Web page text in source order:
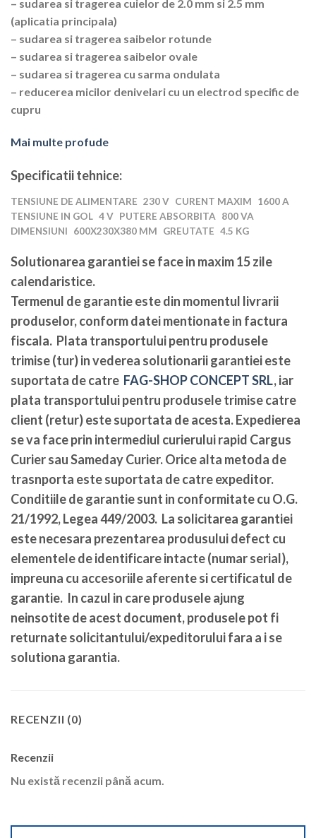
– sudarea si tragerea cuielor de 2.0 mm si 2.5 mm
(aplicatia principala)
– sudarea si tragerea saibelor rotunde
– sudarea si tragerea saibelor ovale
– sudarea si tragerea cu sarma ondulata
– reducerea micilor denivelari cu un electrod specific de
cupru
Mai multe profude
Specificatii tehnice:
TENSIUNE DE ALIMENTARE 230 V CURENT MAXIM
1600 A
TENSIUNE IN GOL 4 V PUTERE ABSORBITA
800 VA
DIMENSIUNI
600X230X380 MM GREUTATE 4.5 KG
Solutionarea garantiei se face in maxim 15 zile
calendaristice.
Termenul de garantie este din momentul livrarii
produselor, conform datei mentionate in factura
fiscala. Plata transportului pentru produsele
trimise (tur) in vederea solutionarii garantiei este
suportata de catre FAG-SHOP CONCEPT SRL, iar
plata transportului pentru produsele trimise catre
client (retur) este suportata de acesta. Expedierea
se va face prin intermediul curierului rapid Cargus
Curier sau Sameday Curier. Orice alta metoda de
trasnporta este suportata de catre expeditor.
Conditiile de garantie sunt in conformitate cu O.G.
21/1992, Legea 449/2003. La solicitarea garantiei
este necesara prezentarea produsului defect cu
elementele de identificare intacte (numar serial),
impreuna cu accesoriile aferente si certificatul de
garantie. In cazul in care produsele ajung
neinsotite de acest document, produsele pot fi
returnate solicitantului/expeditorului fara a i se
solutiona garantia.
RECENZII (0)
Recenzii
Nu există recenzii până acum.